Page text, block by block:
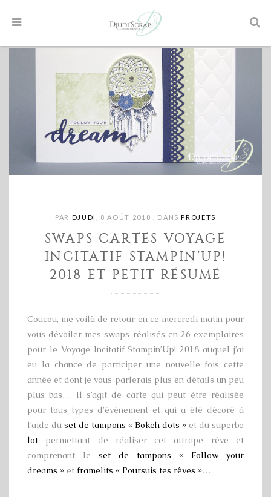
PAR DJUDI 8 AOÛT 2018 DANSPROJETS
SWAPS CARTES VOYAGE
INCITATIF STAMPIN’UP!
2018 ET PETIT RÉSUMÉ
Coucou, me voilà de retour en ce mercredi matin pour
vous dévoiler mes swaps réalisés en 26 exemplaires
pour le Voyage Incitatif Stampin’Up! 2018 auquel j’ai
eu la chance de participer une nouvelle fois cette
année et dont je vous parlerais plus en détails un peu
plus bas… Il s’agit de carte qui peut être réalisée
pour tous types d’événement et qui a été décoré à
l’aide du set de tampons « Bokeh dots » et du superbe
lot permettant de réaliser cet attrape rêve et
comprenant le set de tampons « Follow your
dreams » et framelits « Poursuis tes rêves »…